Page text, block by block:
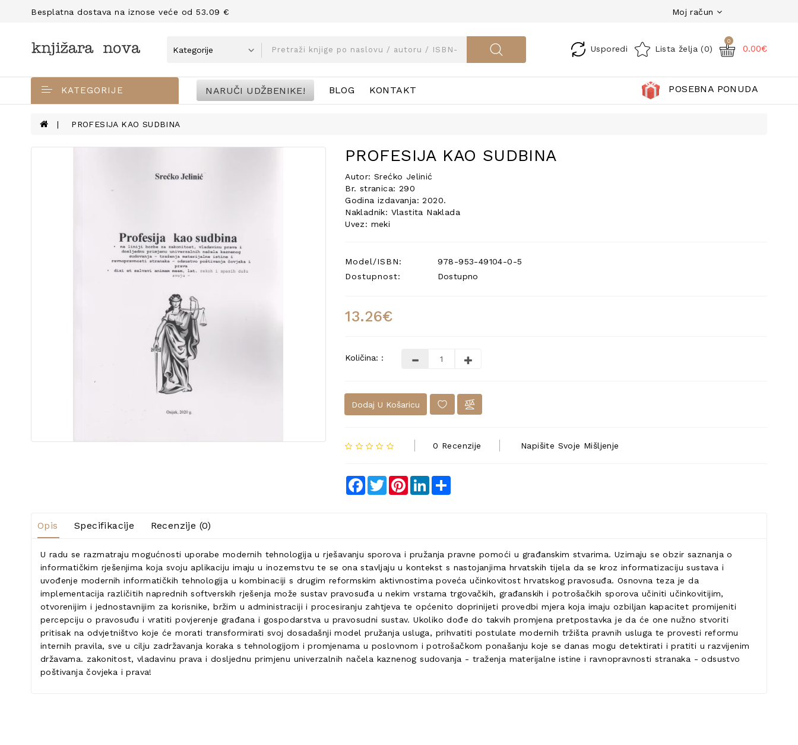
Besplatna dostava na iznose veće od 53.09 € Moj račun
Usporedi Lista želja (0)
0
0.00€
KATEGORIJE NARUČI UDŽBENIKE! BLOG KONTAKT POSEBNA PONUDA
PROFESIJA KAO SUDBINA
PROFESIJA KAO SUDBINA
Autor: Srećko Jelinić
Br. stranica: 290
Godina izdavanja: 2020.
Nakladnik: Vlastita Naklada
Uvez: meki
Model/ISBN:
978-953-49104-0-5
Dostupnost:
Dostupno
13.26€
Količina: :
Dodaj U Košaricu
0 Recenzije Napišite Svoje Mišljenje
Facebook
TwitterPinterestLinkedIn
Opis Specifikacije Recenzije (0)
U radu se razmatraju mogućnosti uporabe modernih tehnologija u rješavanju sporova i pružanja pravne pomoći u građanskim stvarima. Uzimaju se obzir saznanja o
informatičkim rješenjima koja svoju aplikaciju imaju u inozemstvu te se ona stavljaju u kontekst s nastojanjima hrvatskih tijela da se kroz informatizaciju sustava i
uvođenje modernih informatičkih tehnologija u kombinaciji s drugim reformskim aktivnostima poveća učinkovitost hrvatskog pravosuđa. Osnovna teza je da
implementacija različitih naprednih softverskih rješenja može sustav pravosuđa u nekim vrstama trgovačkih, građanskih i potrošačkih sporova učiniti učinkovitijim,
otvorenijim i jednostavnijim za korisnike, bržim u administraciji i procesiranju zahtjeva te općenito doprinijeti provedbi mjera koja imaju ozbiljan kapacitet promijeniti
percepciju o pravosuđu i vratiti povjerenje građana i gospodarstva u pravosudni sustav. Ukoliko dođe do takvih promjena pretpostavka je da će one nužno stvoriti
pritisak na odvjetništvo koje će morati transformirati svoj dosadašnji model pružanja usluga, prihvatiti postulate modernih tržišta pravnih usluga te provesti reformu
internih pravila, sve u cilju zadržavanja koraka s tehnologijom i promjenama u poslovnom i potrošačkom ponašanju koje se danas mogu detektirati i pratiti u razvijenim
državama. zakonitost, vladavinu prava i dosljednu primjenu univerzalnih načela kaznenog sudovanja - traženja materijalne istine i ravnopravnosti stranaka - odsustvo
poštivanja čovjeka i prava!